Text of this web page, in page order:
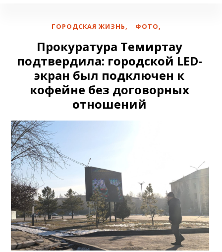
ГОРОДСКАЯ ЖИЗНЬ, ФОТО,
Прокуратура Темиртау
подтвердила: городской LED-
экран был подключен к
кофейне без договорных
отношений